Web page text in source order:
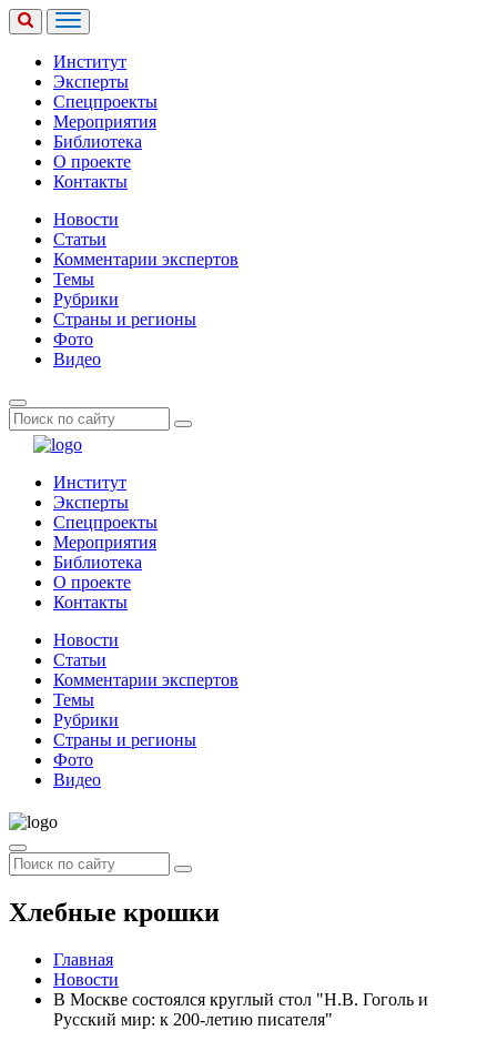
Институт
Эксперты
Спецпроекты
Мероприятия
Библиотека
О проекте
Контакты
Новости
Статьи
Комментарии экспертов
Темы
Рубрики
Страны и регионы
Фото
Видео
Институт
Эксперты
Спецпроекты
Мероприятия
Библиотека
О проекте
Контакты
Новости
Статьи
Комментарии экспертов
Темы
Рубрики
Страны и регионы
Фото
Видео
Хлебные крошки
Главная
Новости
В Москве состоялся круглый стол "Н.В. Гоголь и
Русский мир: к 200-летию писателя"